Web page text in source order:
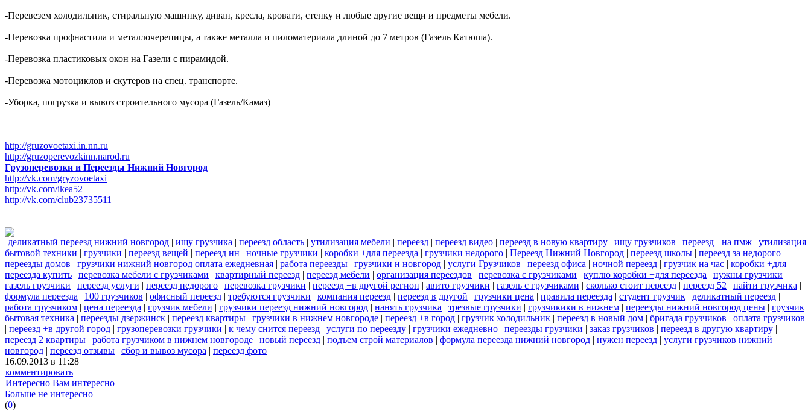
-Перевезем холодильник, стиральную машинку, диван, кресла, кровати, стенку и любые другие вещи и предметы мебели.
-Перевозка профнастила и металлочерепицы, а также металла и пиломатериала длиной до 7 метров (Газель Катюша).
-Перевозка пластиковых окон на Газели с пирамидой.
-Перевозка мотоциклов и скутеров на спец. транспорте.
-Уборка, погрузка и вывоз строительного мусора (Газель/Камаз)
http://gruzovoetaxi.in.nn.ru
http://gruzoperevozkinn.narod.ru
Грузоперевозки и Переезды Нижний Новгород
http://vk.com/gryzovoetaxi
http://vk.com/ikea52
http://vk.com/club23735511
деликатный переезд нижний новгород | ищу грузчика | переезд область | утилизация мебели | переезд | переезд видео | переезд в новую квартиру | ищу грузчиков | переезд +на пмж | утилизация
бытовой техники | грузчики | переезд вещей | переезд нн | ночные грузчики | коробки +для переезда | грузчики недорого | Переезд Нижний Новгород | переезд школы | переезд за недорого |
переезды домов | грузчики нижний новгород оплата ежедневная | работа переезды | грузчики н новгород | услуги Грузчиков | переезд офиса | ночной переезд | грузчик на час | коробки +для
переезда купить | перевозка мебели с грузчиками | квартирный переезд | переезд мебели | организация переездов | перевозка с грузчиками | куплю коробки +для переезда | нужны грузчики |
газель грузчики | переезд услуги | переезд недорого | перевозка грузчики | переезд +в другой регион | авито грузчики | газель с грузчиками | сколько стоит переезд | переезд 52 | найти грузчика |
формула переезда | 100 грузчиков | офисный переезд | требуются грузчики | компания переезд | переезд в другой | грузчики цена | правила переезда | студент грузчик | деликатный переезд |
работа грузчиком | цена переезда | грузчик мебели | грузчики переезд нижний новгород | нанять грузчика | трезвые грузчики | грузчикики в нижнем | переезды нижний новгород цены | грузчик
бытовая техника | переезды дзержинск | переезд квартиры | грузчики в нижнем новгороде | переезд +в город | грузчик холодильник | переезд в новый дом | бригада грузчиков | оплата грузчиков
| переезд +в другой город | грузоперевозки грузчики | к чему снится переезд | услуги по переезду | грузчики ежедневно | переезды грузчики | заказ грузчиков | переезд в другую квартиру |
переезд 2 квартиры | работа грузчиком в нижнем новгороде | новый переезд | подъем строй материалов | формула переезда нижний новгород | нужен переезд | услуги грузчиков нижний
новгород | переезд отзывы | сбор и вывоз мусора | переезд фото
16.09.2013 в 11:28
комментировать
Интересно Вам интересно
Больше не интересно
(0)